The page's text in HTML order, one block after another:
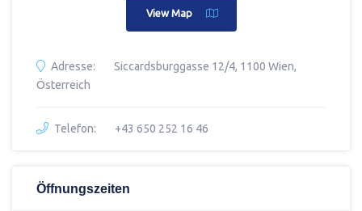
View Map
Adresse:
Siccardsburggasse 12/4, 1100 Wien,
Österreich
Telefon: +43 650 252 16 46
Öffnungszeiten